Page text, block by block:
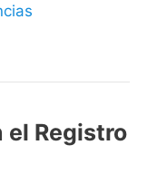
el Registro